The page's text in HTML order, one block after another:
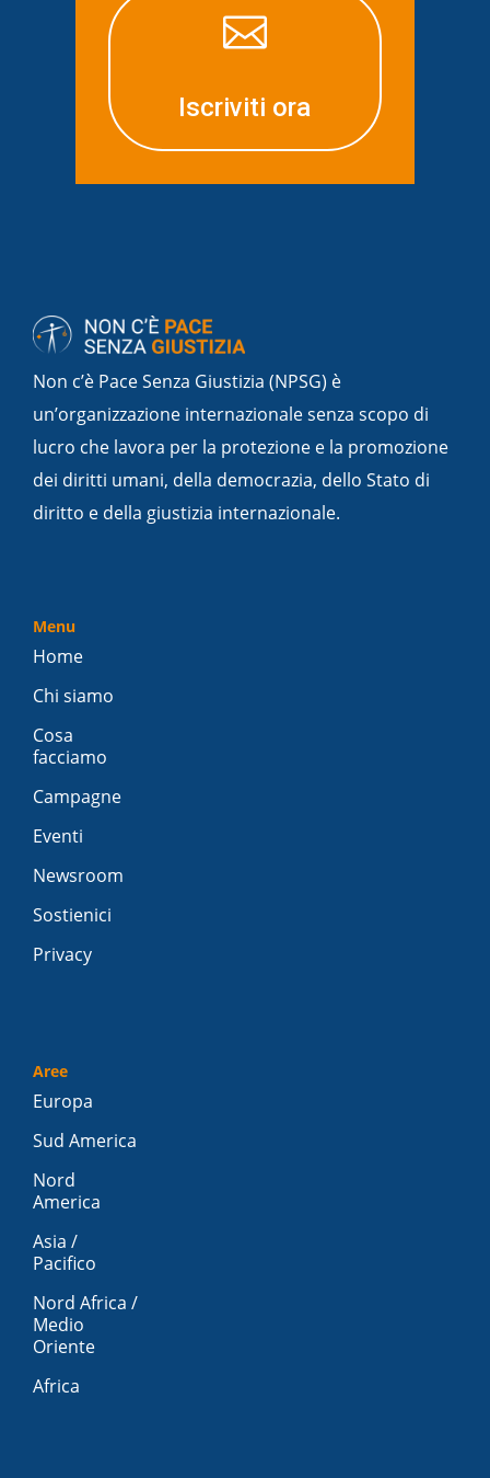

Iscriviti ora
Non c’è Pace Senza Giustizia (NPSG) è
un’organizzazione internazionale senza scopo di
lucro che lavora per la protezione e la promozione
dei diritti umani, della democrazia, dello Stato di
diritto e della giustizia internazionale.
Menu
Home
Chi siamo
Cosa
facciamo
Campagne
Eventi
Newsroom
Sostienici
Privacy
Aree
Europa
Sud America
Nord
America
Asia /
Pacifico
Nord Africa /
Medio
Oriente
Africa